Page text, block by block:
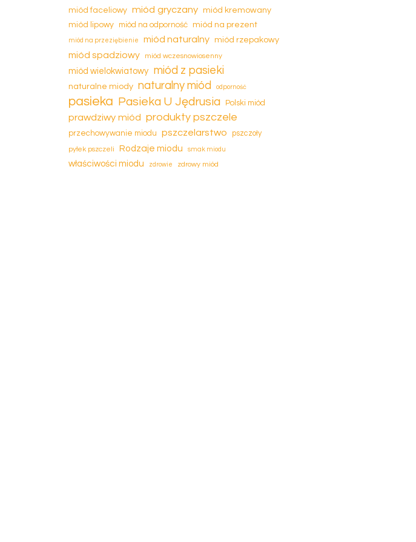
miód faceliowy miód gryczany miód kremowany
miód lipowy miód na odporność miód na prezent
miód na przeziębienie miód naturalny miód rzepakowy
miód spadziowy miód wczesnowiosenny
miód wielokwiatowy miód z pasieki
naturalne miody naturalny miód odporność
pasieka Pasieka U Jędrusia Polski miód
prawdziwy miód produkty pszczele
przechowywanie miodu pszczelarstwo
pszczoły
pyłek pszczeli
Rodzaje miodu smak miodu
właściwości miodu zdrowie zdrowy miód